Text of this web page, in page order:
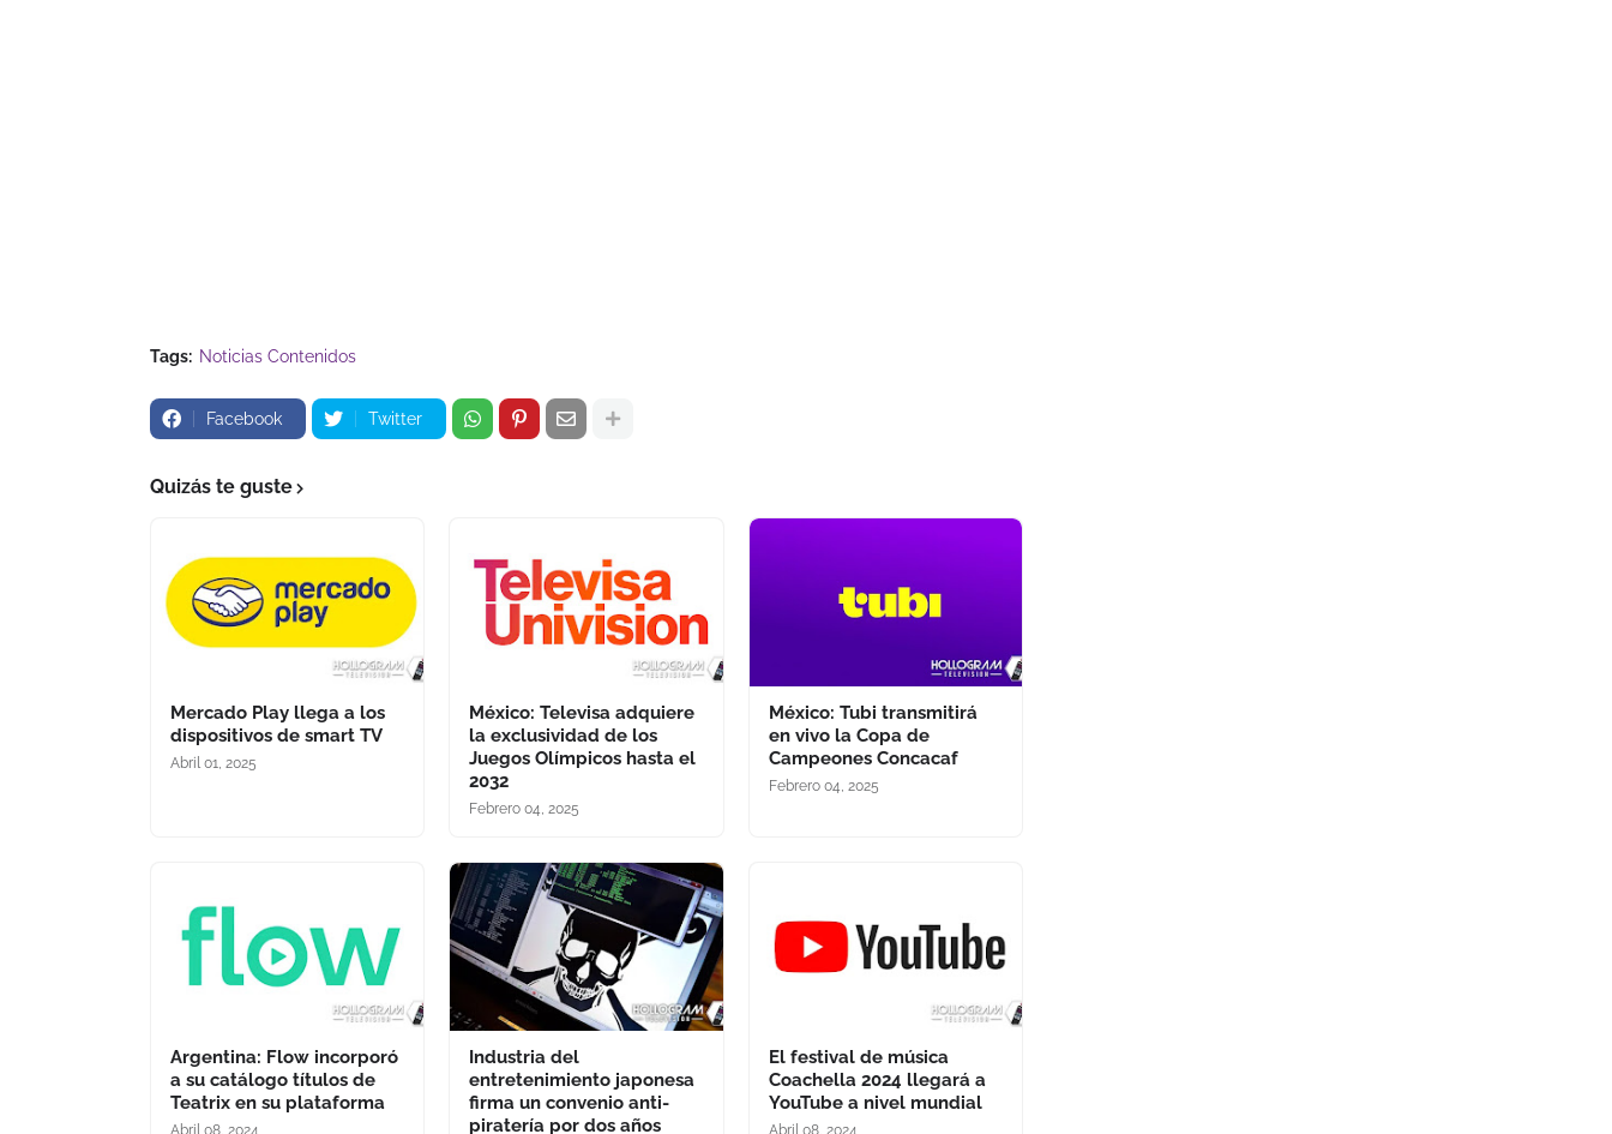
Tags: Noticias Contenidos
Facebook Twitter
Quizás te guste
Mercado Play llega a los
dispositivos de smart TV
Abril 01, 2025
México: Televisa adquiere
la exclusividad de los
Juegos Olímpicos hasta el
2032
Febrero 04, 2025
México: Tubi transmitirá
en vivo la Copa de
Campeones Concacaf
Febrero 04, 2025
Argentina: Flow incorporó
a su catálogo títulos de
Teatrix en su plataforma
Abril 08, 2024
Industria del
entretenimiento japonesa
firma un convenio anti-
piratería por dos años
El festival de música
Coachella 2024 llegará a
YouTube a nivel mundial
Abril 08, 2024